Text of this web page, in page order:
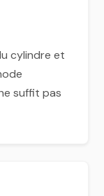
cylindre et
suffit pas